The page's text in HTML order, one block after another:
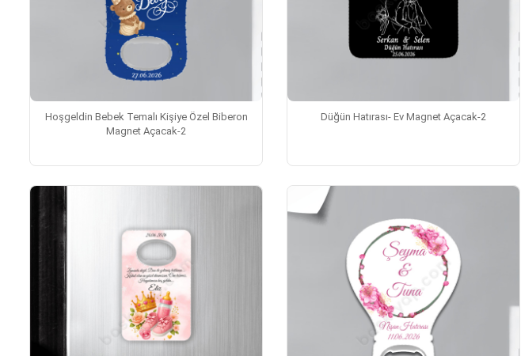
Hoşgeldin Bebek Temalı Kişiye Özel Biberon
Magnet Açacak-2
Düğün Hatırası- Ev Magnet Açacak-2